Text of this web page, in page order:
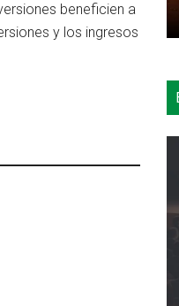
beneficien a
y los ingresos